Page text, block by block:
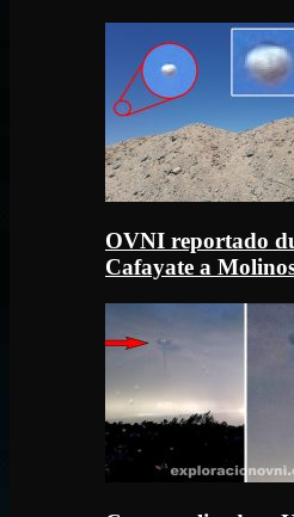
OVNI reportado
Cafayate a